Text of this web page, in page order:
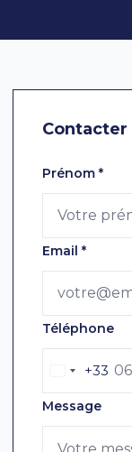
Contacter
Laissez ce
Prénom *
Email *
Téléphone
+33
Message